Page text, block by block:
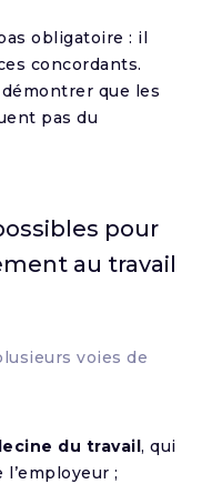
obligatoire : il
concordants.
que les
pas du
pour
au travail
voies de
du travail, qui
;